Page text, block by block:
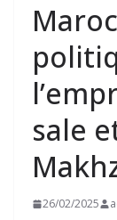
sale
26/02/2025